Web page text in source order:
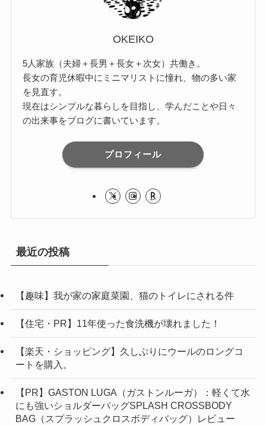
OKEIKO
5人家族（夫婦＋長男＋長女＋次女）共働き。
長女の育児休暇中にミニマリストに憧れ、物の多い家
を見直す。
現在はシンプルな暮らしを目指し、学んだことや日々
の出来事をブログに書いています。
プロフィール
最近の投稿
【趣味】我が家の家庭菜園、猫のトイレにされる件
【住宅・PR】11年使った食洗機が壊れました！
【楽天・ショッピング】久しぶりにウールのロングコ
ートを購入。
【PR】GASTON LUGA（ガストンルーガ）：軽くて水
にも強いショルダーバッグSPLASH CROSSBODY
BAG（スプラッシュクロスボディバッグ）レビュー